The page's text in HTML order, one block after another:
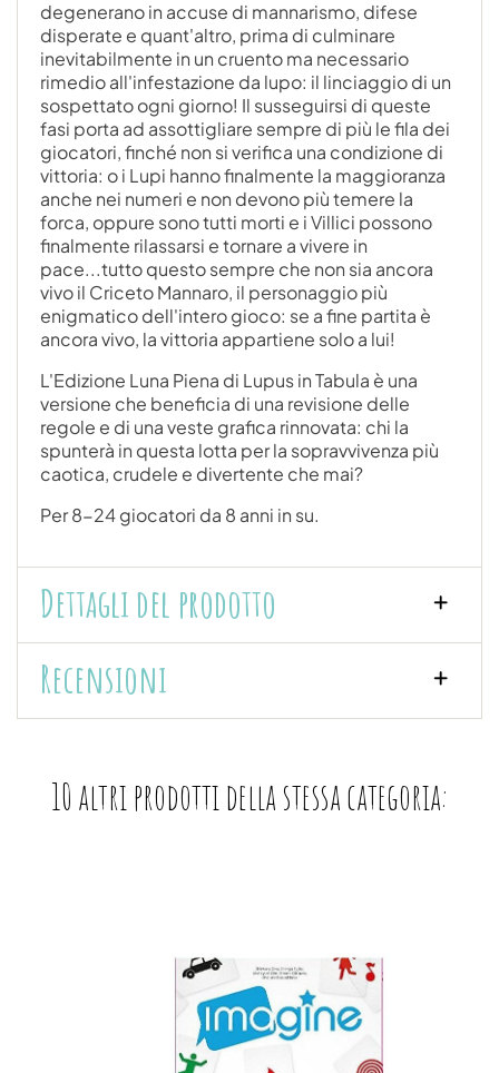
degenerano in accuse di mannarismo, difese
disperate e quant'altro, prima di culminare
inevitabilmente in un cruento ma necessario
rimedio all'infestazione da lupo: il linciaggio di un
sospettato ogni giorno! Il susseguirsi di queste
fasi porta ad assottigliare sempre di più le fila dei
giocatori, finché non si verifica una condizione di
vittoria: o i Lupi hanno finalmente la maggioranza
anche nei numeri e non devono più temere la
forca, oppure sono tutti morti e i Villici possono
finalmente rilassarsi e tornare a vivere in
pace...tutto questo sempre che non sia ancora
vivo il Criceto Mannaro, il personaggio più
enigmatico dell'intero gioco: se a fine partita è
ancora vivo, la vittoria appartiene solo a lui!
L'Edizione Luna Piena di Lupus in Tabula è una
versione che beneficia di una revisione delle
regole e di una veste grafica rinnovata: chi la
spunterà in questa lotta per la sopravvivenza più
caotica, crudele e divertente che mai?
Per 8-24 giocatori da 8 anni in su.
Dettagli del prodotto
Recensioni
10 altri prodotti della stessa categoria: